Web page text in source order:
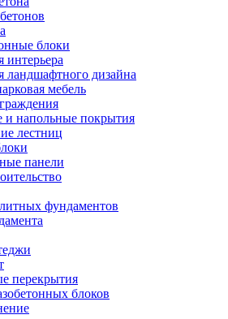
блоки
интерьера
ландшафтного дизайна
мебель
и напольные покрытия
лестниц
панели
фундаментов
перекрытия
блоков